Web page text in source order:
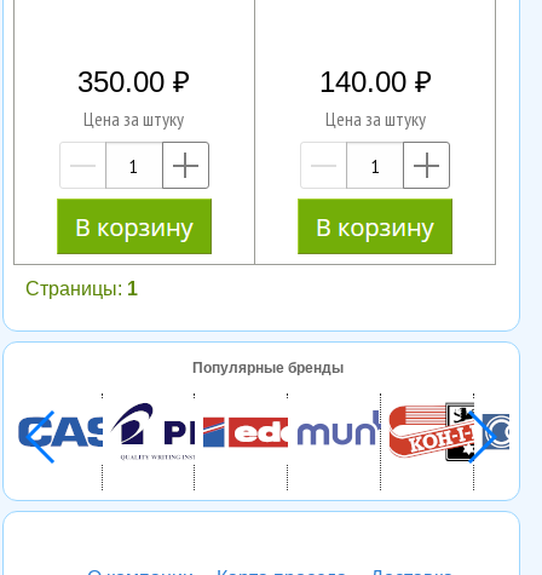
350.00
Цена за штуку
—
140.00
Цена за штуку
—
Страницы: 1
Популярные бренды